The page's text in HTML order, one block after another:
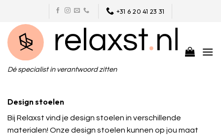
content
+31 6 20 41 23 31
Dé specialist in verantwoord zitten
Design stoelen
Bij Relaxst vind je design stoelen in verschillende
materialen! Onze design stoelen kunnen op jou maat